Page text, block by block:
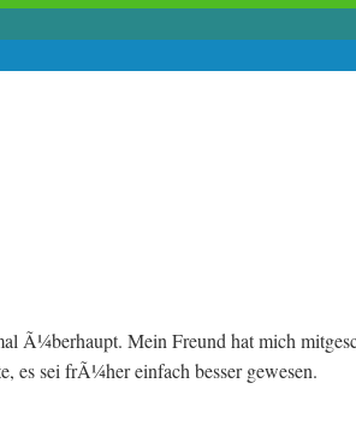
Ã¼berhaupt. Mein Freund hat mich
es sei frÃ¼her einfach besser gewesen.